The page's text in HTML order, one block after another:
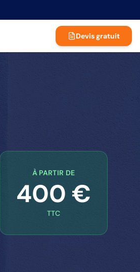
Devis gratuit
À PARTIR DE
400 €
TTC